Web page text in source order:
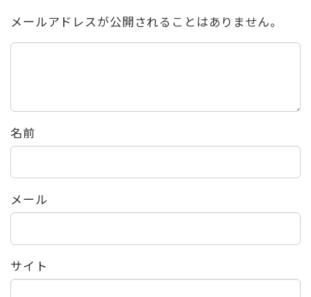
メールアドレスが公開されることはありません。
名前
メール
サイト